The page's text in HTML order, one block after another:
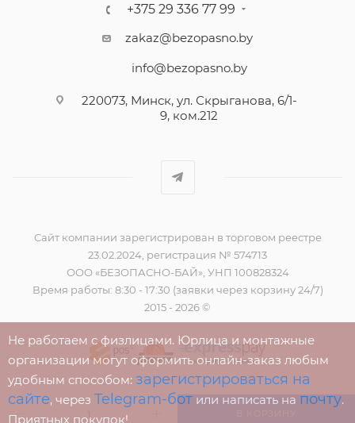
+375 29 336 77 99
zakaz@bezopasno.by
info@bezopasno.by
220073, Минск, ул. Скрыганова, 6/1-
9, ком.212
Сайт компании зарегистрирован в торговом реестре
23.02.2024, регистрация № 574713
ООО «БЕЗОПАСНО-БАЙ», УНП 100828324
Время работы: 8:30 - 17:30 (заявки через корзину 24/7)
2015 - 2026 ©
Не работаем с физлицами. Юрлица и монтажные
организации могут оформить онлайн-заказ любым
удобным способом: зарегистрироваться на
сайте, через Telegram-бот или написать на почту.
Приятных покупок!